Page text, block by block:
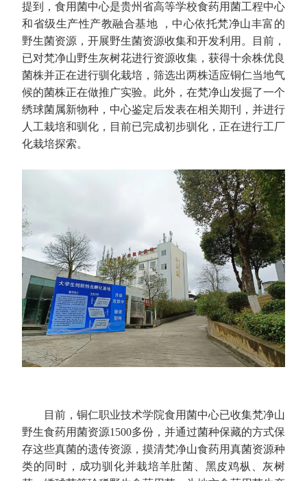
提到，食用菌中心是贵州省高等学校食药用菌工程中心
和省级生产性产教融合基地 ，中心依托梵净山丰富的
野生菌资源，开展野生菌资源收集和开发利用。目前，
已对梵净山野生灰树花进行资源收集，获得十余株优良
菌株并正在进行驯化栽培，筛选出两株适应铜仁当地气
候的菌株正在做推广实验。此外，在梵净山发掘了一个
绣球菌属新物种，中心鉴定后发表在相关期刊，并进行
人工栽培和驯化，目前已完成初步驯化，正在进行工厂
化栽培探索。
目前，铜仁职业技术学院食用菌中心已收集梵净山
野生食药用菌资源1500多份，并通过菌种保藏的方式保
存这些真菌的遗传资源，摸清梵净山食药用真菌资源种
类的同时，成功驯化并栽培羊肚菌、黑皮鸡枞、灰树